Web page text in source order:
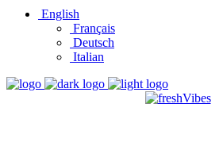
English
Français
Deutsch
Italian